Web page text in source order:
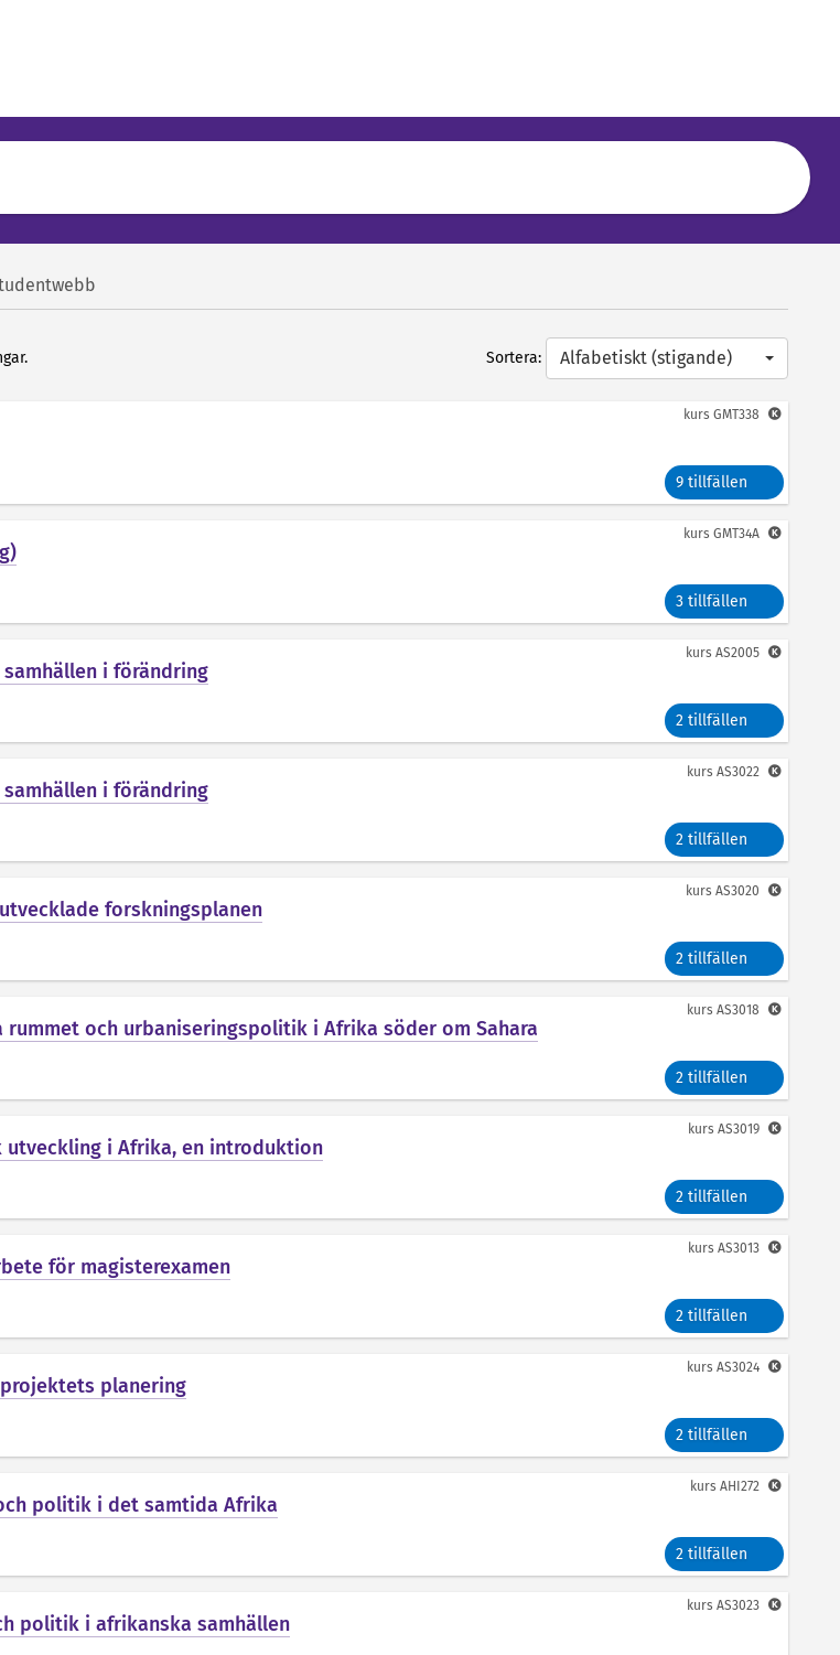
Sortera: Alfabetiskt (stigande)
9 tillfällen
kurs GMT338
3 tillfällen
kurs GMT34A
i förändring
2 tillfällen
kurs AS2005
i förändring
2 tillfällen
kurs AS3022
forskningsplanen
2 tillfällen
kurs AS3020
och urbaniseringspolitik i Afrika söder om Sahara
2 tillfällen
kurs AS3018
i Afrika, en introduktion
2 tillfällen
kurs AS3019
för magisterexamen
2 tillfällen
kurs AS3013
planering
2 tillfällen
kurs AS3024
politik i det samtida Afrika
2 tillfällen
kurs AHI272
politik i afrikanska samhällen
kurs AS3023